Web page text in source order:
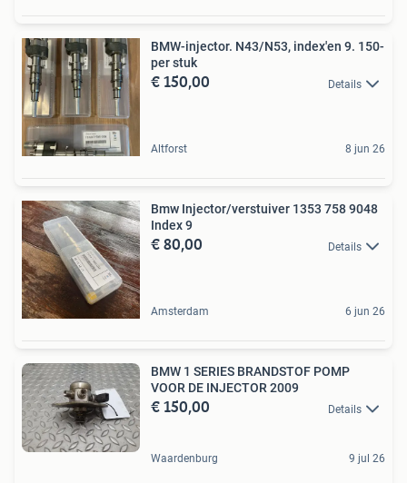
BMW-injector. N43/N53, index'en 9. 150-
per stuk
€ 150,00 Details
Altforst 8 jun 26
Bmw Injector/verstuiver 1353 758 9048
Index 9
€ 80,00 Details
Amsterdam 6 jun 26
BMW 1 SERIES BRANDSTOF POMP
VOOR DE INJECTOR 2009
€ 150,00 Details
Waardenburg 9 jul 26